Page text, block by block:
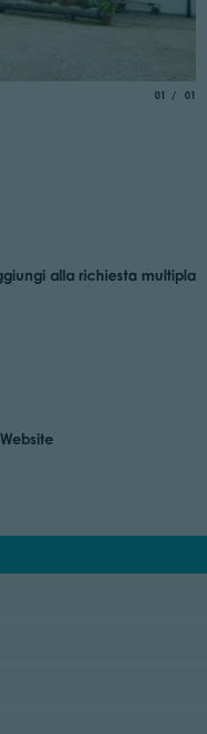
01 di
01
alla richiesta multipla
Website